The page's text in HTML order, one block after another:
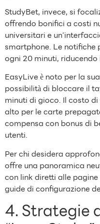
StudyBet, invece, si
offrendo bonifici a costi
universitari e
smartphone. Le notifiche
ogni 20 minuti,
EasyLive è noto per la
possibilità di bloccare il
minuti di gioco. Il costo
alto per le carte
compensa con bonus di
utenti.
Per chi desidera
offre una panoramica
con link diretti alle
guide di configurazione
4. Strategie